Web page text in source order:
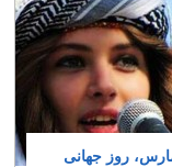
روز جهانی